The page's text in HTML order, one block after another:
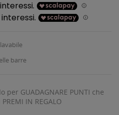
barre
GUADAGNARE PUNTI che
IN REGALO